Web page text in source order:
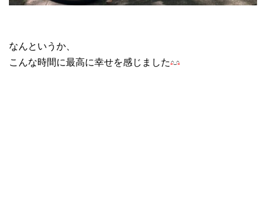
なんというか、
こんな時間に最高に幸せを感じました